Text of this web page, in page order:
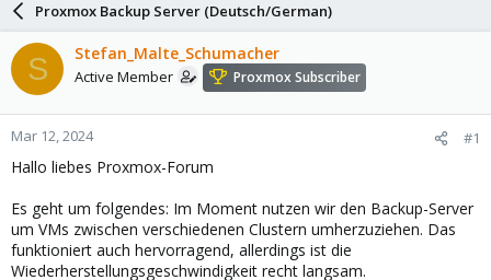
d
s
t
a
r
t
r
t
d
a
t
e
Proxmox Backup Server (Deutsch/German)
S Stefan_Malte_Schumacher
Active Member Proxmox Subscriber
Mar 12, 2024 #1
Hallo liebes Proxmox-Forum
Es geht um folgendes: Im Moment nutzen wir den Backup-Server
um VMs zwischen verschiedenen Clustern umherzuziehen. Das
funktioniert auch hervorragend, allerdings ist die
Wiederherstellungsgeschwindigkeit recht langsam.